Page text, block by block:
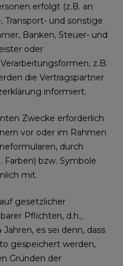
erfolgt (z.B. an
und sonstige
Banken, Steuer- und
oder
z.B.
die Vertragspartner
informiert.
Zwecke erforderlich
vor oder im Rahmen
durch
Farben) bzw. Symbole
mit.
gesetzlicher
Pflichten, d.h.,
es sei denn, dass
gespeichert werden,
Gründen der